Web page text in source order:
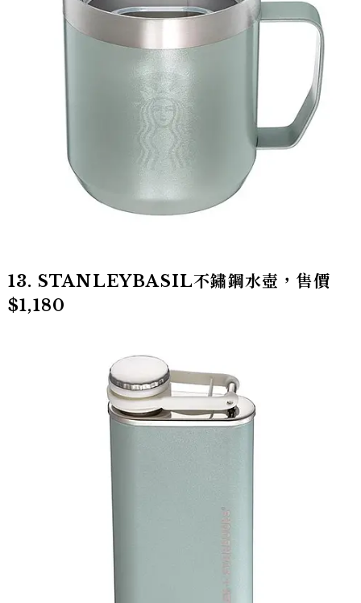
13. STANLEYBASIL不鏽鋼水壺，售價
$1,180